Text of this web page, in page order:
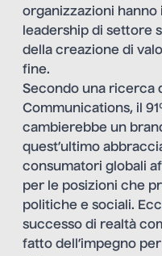
organizzazioni
leadership di settore
della creazione di
fine.
Secondo una ricerca
Communications, il
cambierebbe un
quest’ultimo
consumatori globali
per le posizioni che
politiche e sociali.
successo di realtà
fatto dell’impegno